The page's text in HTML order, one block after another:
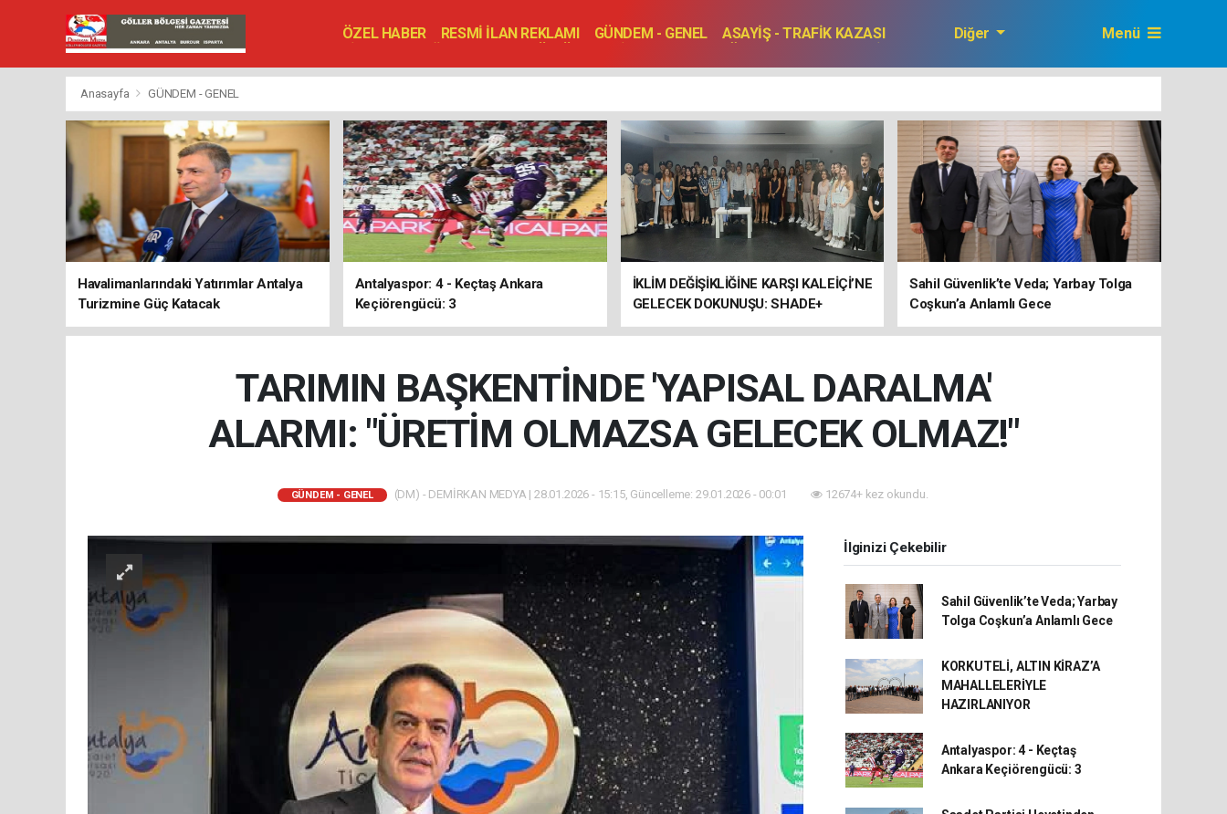
ÖZEL HABER RESMİ İLAN REKLAMI GÜNDEM - GENEL
ASAYİŞ - TRAFİK KAZASI
VEFAT EDENLER
TOPLANTI - DÜĞÜN
Diğer Menü
Anasayfa GÜNDEM - GENEL
Havalimanlarındaki Yatırımlar Antalya
Turizmine Güç Katacak
Antalyaspor: 4 - Keçtaş Ankara
Keçiörengücü: 3
İKLİM DEĞİŞİKLİĞİNE KARŞI KALEİÇİ’NE
GELECEK DOKUNUŞU: SHADE+
ULUSLARARASI ÇALIŞTAYI SONA
Sahil Güvenlik’te Veda; Yarbay Tolga
Coşkun’a Anlamlı Gece
TARIMIN BAŞKENTİNDE 'YAPISAL DARALMA'
ALARMI: "ÜRETİM OLMAZSA GELECEK OLMAZ!"
GÜNDEM - GENEL (DM) - DEMİRKAN MEDYA | 28.01.2026 - 15:15, Güncelleme: 29.01.2026 - 00:01 12674+ kez okundu.
İlginizi Çekebilir
Sahil Güvenlik’te Veda; Yarbay
Tolga Coşkun’a Anlamlı Gece
KORKUTELİ, ALTIN KİRAZ’A
MAHALLELERİYLE
HAZIRLANIYOR
Antalyaspor: 4 - Keçtaş
Ankara Keçiörengücü: 3